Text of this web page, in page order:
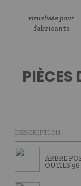
visualisée pour
fabricants
PIÈCES
DESCRIPTION
ARBRE
OUTILS